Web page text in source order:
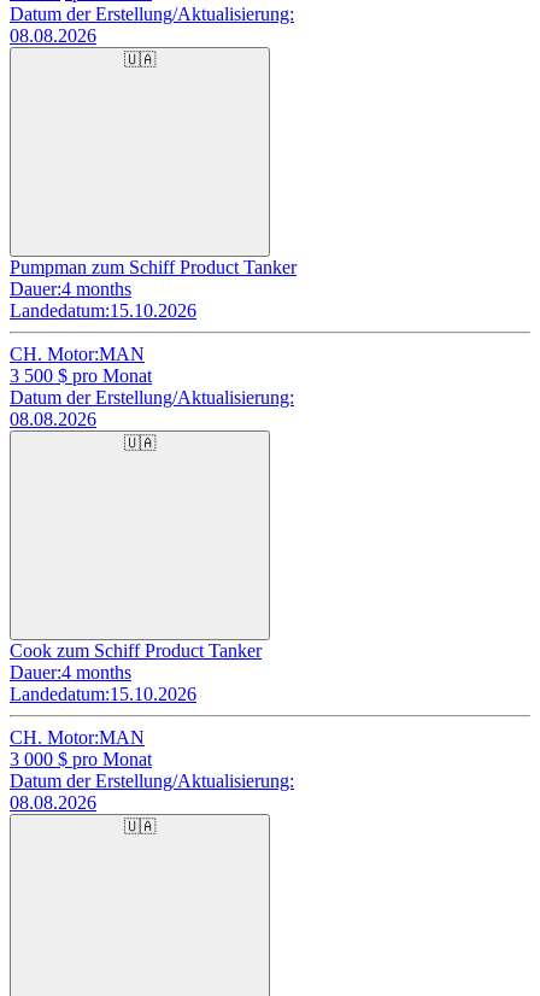
Datum der Erstellung/Aktualisierung:
08.08.2026
🇺🇦
Pumpman zum Schiff Product Tanker
Dauer:4 months
Landedatum:15.10.2026
CH. Motor:MAN
3 500 $ pro Monat
Datum der Erstellung/Aktualisierung:
08.08.2026
🇺🇦
Cook zum Schiff Product Tanker
Dauer:4 months
Landedatum:15.10.2026
CH. Motor:MAN
3 000 $ pro Monat
Datum der Erstellung/Aktualisierung:
08.08.2026
🇺🇦